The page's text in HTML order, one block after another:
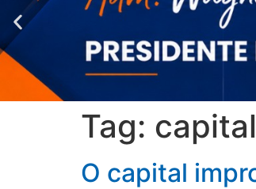
Tag: capital
O capital